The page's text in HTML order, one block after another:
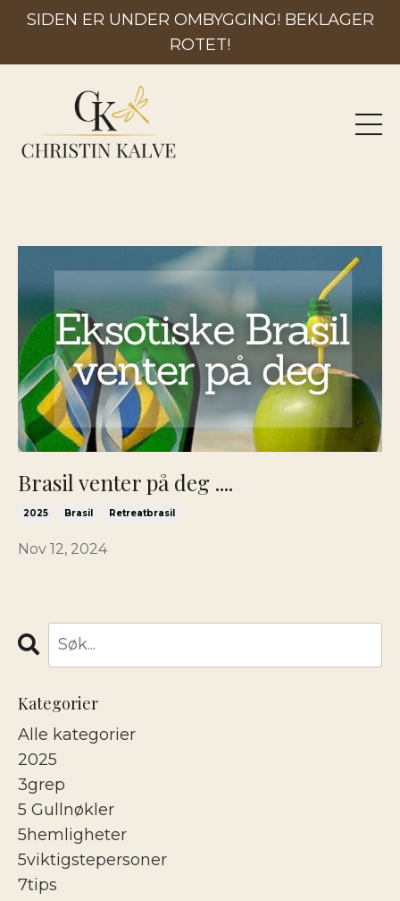
SIDEN ER UNDER OMBYGGING! BEKLAGER
ROTET!
Brasil venter på deg ....
2025 Brasil Retreatbrasil
Nov 12, 2024
Kategorier
Alle kategorier
2025
3grep
5 Gullnøkler
5hemligheter
5viktigstepersoner
7tips